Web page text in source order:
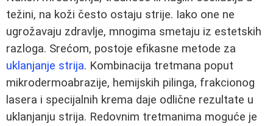
težini, na koži često ostaju strije. Iako one ne
ugrožavaju zdravlje, mnogima smetaju iz estetskih
razloga. Srećom, postoje efikasne metode za
uklanjanje strija. Kombinacija tretmana poput
mikrodermoabrazije, hemijskih pilinga, frakcionog
lasera i specijalnih krema daje odlične rezultate u
uklanjanju strija. Redovnim tretmanima moguće je